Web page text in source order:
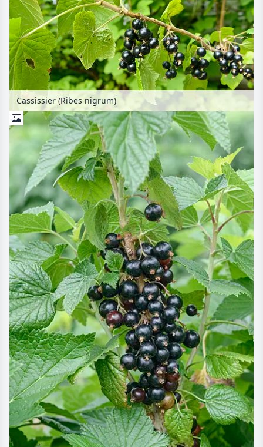
Cassissier (Ribes nigrum)